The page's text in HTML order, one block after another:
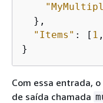
  },
"Items" : [ 1
}
Com essa entrada,
de saída chamada